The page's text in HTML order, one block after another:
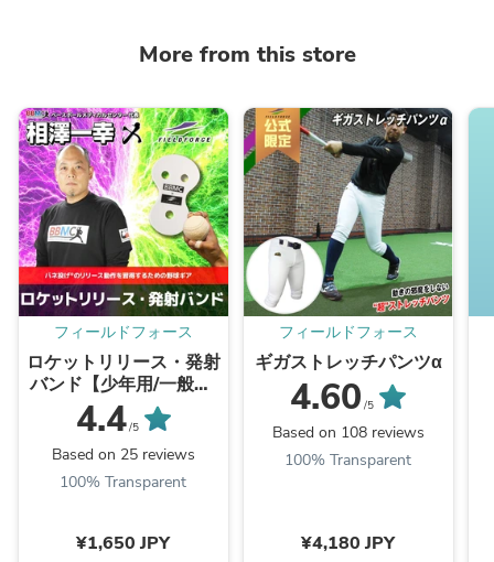
More from this store
フィールドフォース
ロケットリリース・発射
バンド【少年用/一般用/
トレーニング用】│3枚
入り｜FRRSB-100J｜
FRRSB-200A｜FRRSB-
300T
4.4/5
Based on 25 reviews
100% Transparent
¥1,650 JPY
フィールドフォース
ギガストレッチパンツα
4.60 /5
Based on 108 reviews
100% Transparent
¥4,180 JPY